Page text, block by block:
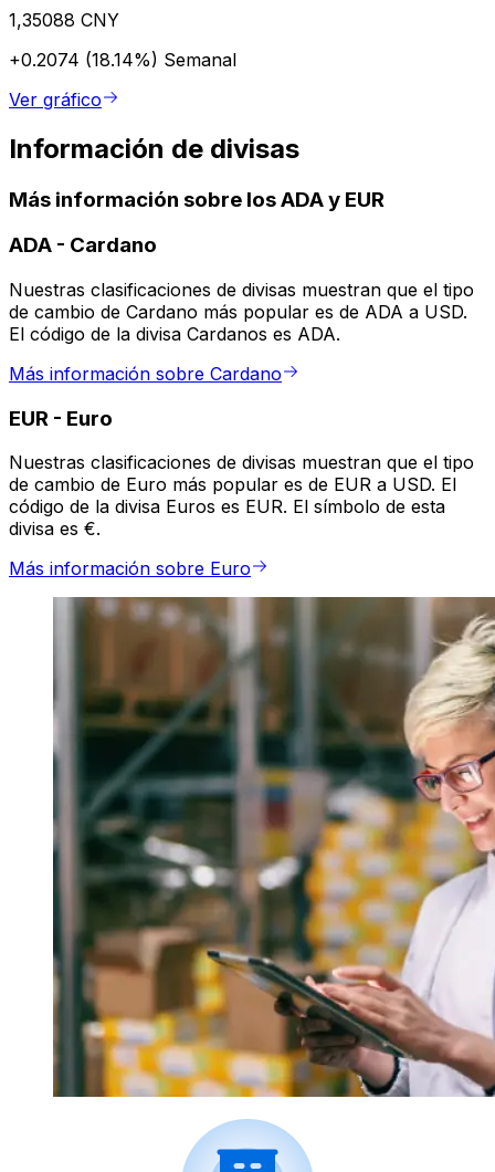
1,35088 CNY
+0.2074 (18.14%) Semanal
Ver gráfico
Información de divisas
Más información sobre los ADA y EUR
ADA - Cardano
Nuestras clasificaciones de divisas muestran que el tipo
de cambio de Cardano más popular es de ADA a USD.
El código de la divisa Cardanos es ADA.
Más información sobre Cardano
EUR - Euro
Nuestras clasificaciones de divisas muestran que el tipo
de cambio de Euro más popular es de EUR a USD. El
código de la divisa Euros es EUR. El símbolo de esta
divisa es €.
Más información sobre Euro